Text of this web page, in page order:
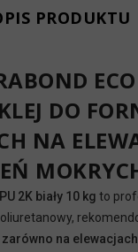
PRODUKTU
DO
NA
2K biały 10 kg to
na